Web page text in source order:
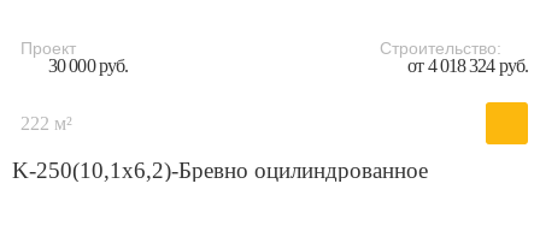
Проект
30 000 руб.
Строительство:
от 4 018 324 руб.
222 м²
K-250(10,1x6,2)-Бревно оцилиндрованное